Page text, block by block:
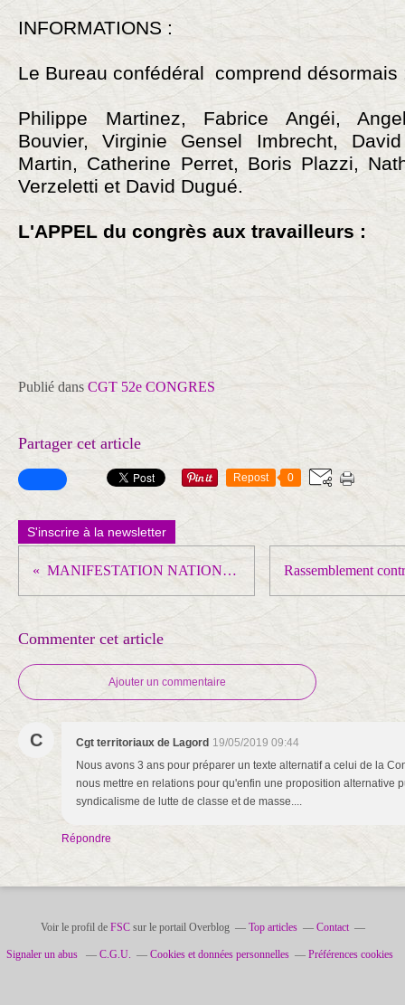
INFORMATIONS :
Le Bureau confédéral comprend désormais
Philippe Martinez, Fabrice Angéi,
Bouvier, Virginie Gensel Imbrecht,
Martin, Catherine Perret, Boris Plazzi,
Verzeletti et David Dugué.
L'APPEL du congrès aux travailleurs :
Publié dans CGT 52e CONGRES
Partager cet article
Repost 0
S'inscrire à la newsletter
MANIFESTATION NATIONALE des CHEMINOTS le 4 JUIN
Commenter cet article
Ajouter un commentaire
C Cgt territoriaux de Lagord 19/05/2019 09:44
Nous avons 3 ans pour préparer un texte alternatif a celui de la
nous mettre en relations pour qu'enfin une proposition alternative
syndicalisme de lutte de classe et de masse....
Répondre
Voir le profil de FSCsur le portail Overblog Top articles Contact
Signaler un abus C.G.U. Cookies et données personnelles Préférences cookies